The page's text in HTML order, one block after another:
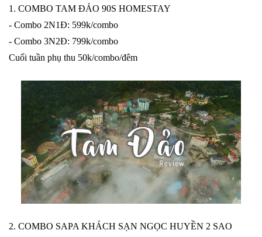
1. COMBO TAM ĐẢO 90S HOMESTAY
- Combo 2N1Đ: 599k/combo
- Combo 3N2Đ: 799k/combo
Cuối tuần phụ thu 50k/combo/đêm
2. COMBO SAPA KHÁCH SẠN NGỌC HUYỀN 2 SAO